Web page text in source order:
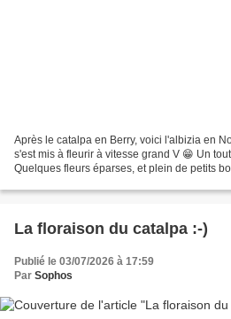
Après le catalpa en Berry, voici l'albizia en
s'est mis à fleurir à vitesse grand V 😁 Un
Quelques fleurs éparses, et plein de petits
La floraison du catalpa :-)
Publié le 03/07/2026 à 17:59
Par Sophos